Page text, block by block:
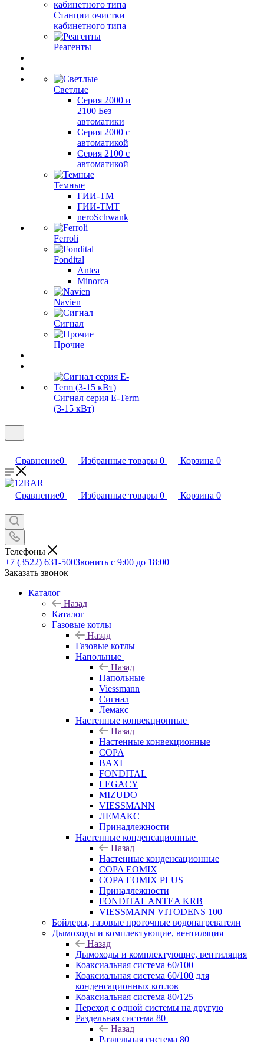
Станции очистки
кабинетного типа
Реагенты
Светлые
Серия 2000 и
2100 Без
автоматики
Серия 2000 с
автоматикой
Серия 2100 с
автоматикой
Темные
ГИИ-ТМ
ГИИ-ТМТ
neroSchwank
Ferroli
Fondital
Antea
Minorca
Navien
Сигнал
Прочие
Сигнал серия E-Term
(3-15 кВт)
Сравнение0 Избранные товары 0 Корзина 0
Сравнение0 Избранные товары 0 Корзина 0
Телефоны
+7 (3522) 631-500Звонить с 9:00 до 18:00
Заказать звонок
Каталог
Назад
Каталог
Газовые котлы
Назад
Газовые котлы
Напольные
Назад
Напольные
Viessmann
Сигнал
Лемакс
Настенные конвекционные
Назад
Настенные конвекционные
COPA
BAXI
FONDITAL
LEGACY
MIZUDO
VIESSMANN
ЛЕМАКС
Принадлежности
Настенные конденсационные
Назад
Настенные конденсационные
COPA EOMIX
COPA EOMIX PLUS
Принадлежности
FONDITAL ANTEA KRB
VIESSMANN VITODENS 100
Бойлеры, газовые проточные водонагреватели
Дымоходы и комплектующие, вентиляция
Назад
Дымоходы и комплектующие, вентиляция
Коаксиальная система 60/100
Коаксиальная система 60/100 для
конденсационных котлов
Коаксиальная система 80/125
Переход с одной системы на другую
Раздельная система 80
Назад
Раздельная система 80